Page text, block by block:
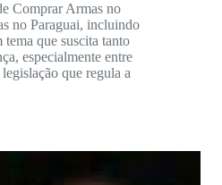
Comprar Armas no
no Paraguai, incluindo
que suscita tanto
especialmente entre
que regula a